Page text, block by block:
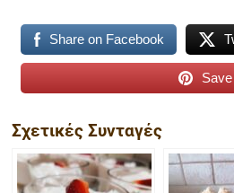
Share on Facebook
Save
Σχετικές Συνταγές